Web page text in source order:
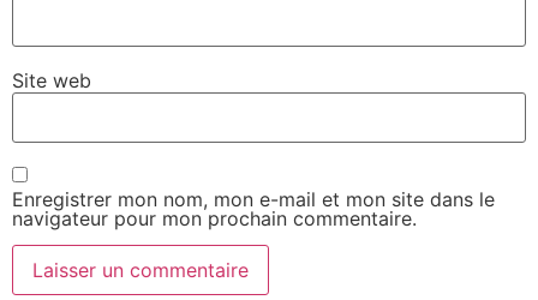
Site web
Enregistrer mon nom, mon e-mail et mon site dans le
navigateur pour mon prochain commentaire.